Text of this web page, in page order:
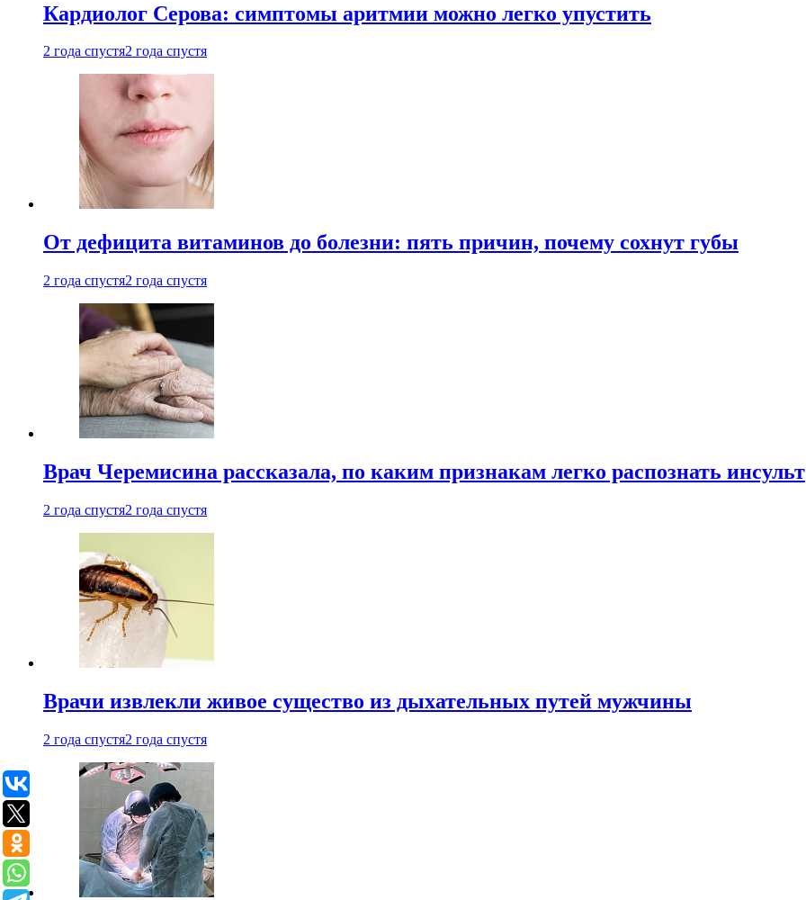
Кардиолог Серова: симптомы аритмии можно легко упустить
2 года спустя2 года спустя
От дефицита витаминов до болезни: пять причин, почему сохнут губы
2 года спустя2 года спустя
Врач Черемисина рассказала, по каким признакам легко распознать инсульт
2 года спустя2 года спустя
Врачи извлекли живое существо из дыхательных путей мужчины
2 года спустя2 года спустя